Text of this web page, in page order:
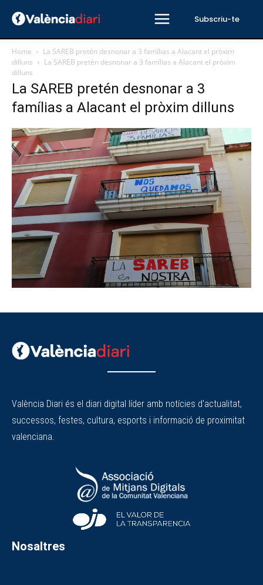
Subscriu-te
Home
La SAREB pretén desnonar a 3 famílias a Alacant el pròxim
dilluns
La SAREB pretén desnonar a 3 famílias a Alacant el pròxim
dilluns
La SAREB pretén desnonar a 3
famílias a Alacant el pròxim dilluns
València Diari és el diari digital líder amb notícies d'actualitat,
successos, festes, cultura, esports i informació de proximitat
valenciana.
Nosaltres